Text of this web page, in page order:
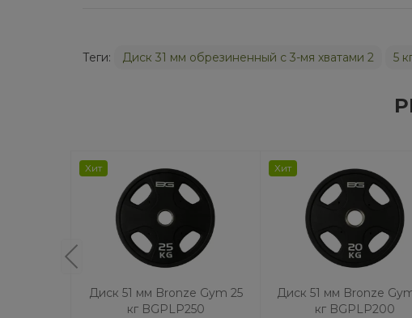
Теги: Диск 31 мм обрезиненный с 3-мя хватами 2 5
Хит
Диск 51 мм Bronze Gym 25
кг BGPLP250
Хит
Диск 51 мм Bronze
кг BGPLP200